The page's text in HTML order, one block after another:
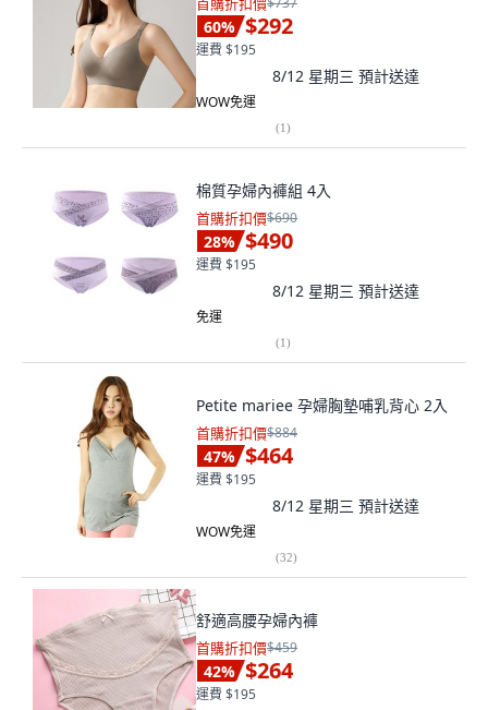
60% $292
運費 $195
8/12 星期三 預計送達
WOW免運
(1)
棉質孕婦內褲組 4入
首購折扣價$690
28% $490
運費 $195
8/12 星期三 預計送達
免運
(1)
Petite mariee 孕婦胸墊哺乳背心 2入
首購折扣價$884
47% $464
運費 $195
8/12 星期三 預計送達
WOW免運
(32)
舒適高腰孕婦內褲
首購折扣價$459
42% $264
運費 $195